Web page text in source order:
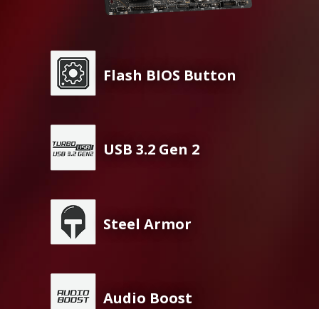
Flash BIOS Button
USB 3.2 Gen 2
Steel Armor
Audio Boost